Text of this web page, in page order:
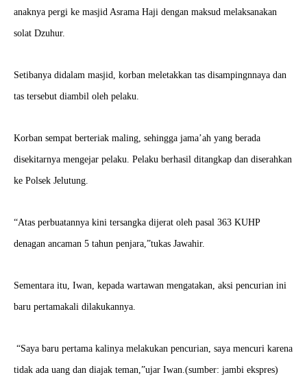
anaknya pergi ke masjid Asrama Haji dengan maksud melaksanakan
solat Dzuhur.
Setibanya didalam masjid, korban meletakkan tas disampingnnaya dan
tas tersebut diambil oleh pelaku.
Korban sempat berteriak maling, sehingga jama’ah yang berada
disekitarnya mengejar pelaku. Pelaku berhasil ditangkap dan diserahkan
ke Polsek Jelutung.
“Atas perbuatannya kini tersangka dijerat oleh pasal 363 KUHP
denagan ancaman 5 tahun penjara,”tukas Jawahir.
Sementara itu, Iwan, kepada wartawan mengatakan, aksi pencurian ini
baru pertamakali dilakukannya.
“Saya baru pertama kalinya melakukan pencurian, saya mencuri karena
tidak ada uang dan diajak teman,”ujar Iwan.(sumber: jambi ekspres)